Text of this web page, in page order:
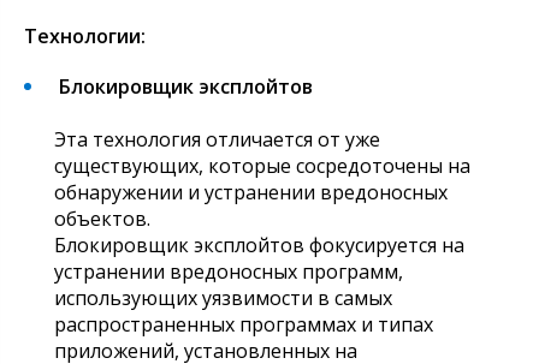
Технологии:
Блокировщик эксплойтов
Эта технология отличается от уже
существующих, которые сосредоточены на
обнаружении и устранении вредоносных
объектов.
Блокировщик эксплойтов фокусируется на
устранении вредоносных программ,
использующих уязвимости в самых
распространенных программах и типах
приложений, установленных на